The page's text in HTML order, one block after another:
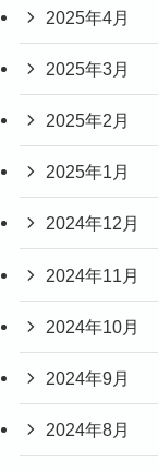
2025年4月
2025年3月
2025年2月
2025年1月
2024年12月
2024年11月
2024年10月
2024年9月
2024年8月